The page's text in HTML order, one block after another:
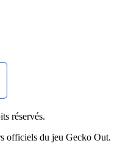
réservés.
officiels du jeu Gecko Out.